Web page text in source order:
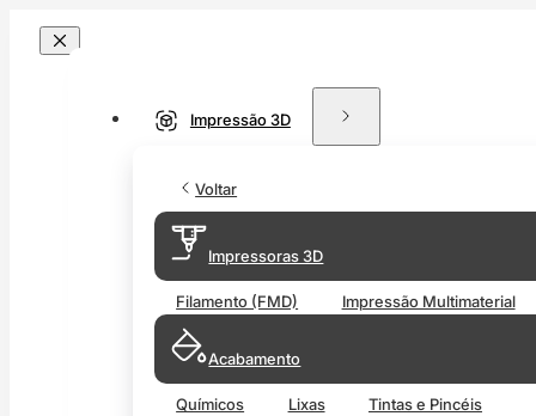
Impressão 3D
Voltar
Impressoras 3D
Filamento (FMD) Impressão Multimaterial
Acabamento
Químicos Lixas Tintas e Pincéis